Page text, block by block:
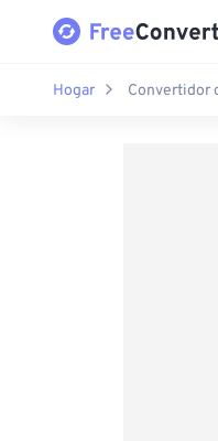
Hogar Convertidor